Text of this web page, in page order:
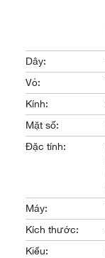
Dây:
Vỏ:
Kính:
Mặt số:
Đặc tính:
Máy:
Kích thước:
Kiểu: